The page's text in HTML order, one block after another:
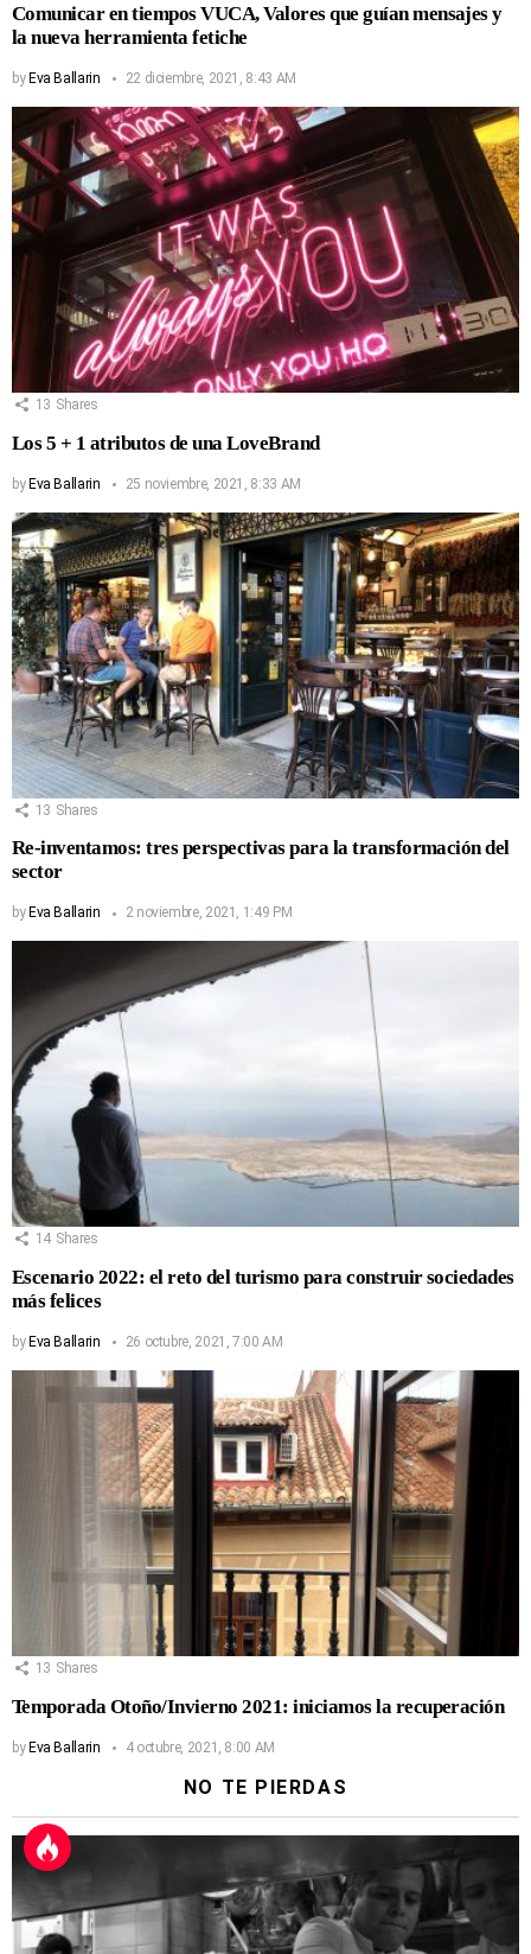
Comunicar en tiempos VUCA, Valores que guían mensajes y
la nueva herramienta fetiche
byEva Ballarin 22 diciembre, 2021, 8:43 AM
13 Shares
Los 5 + 1 atributos de una LoveBrand
byEva Ballarin 25 noviembre, 2021, 8:33 AM
13 Shares
Re-inventamos: tres perspectivas para la transformación del
sector
by Eva Ballarin 2 noviembre, 2021, 1:49 PM
14 Shares
Escenario 2022: el reto del turismo para construir sociedades
más felices
by Eva Ballarin 26 octubre, 2021, 7:00 AM
13 Shares
Temporada Otoño/Invierno 2021: iniciamos la recuperación
by Eva Ballarin 4 octubre, 2021, 8:00 AM
NO TE PIERDAS